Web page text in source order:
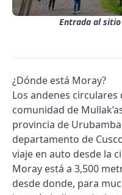
Entrada al
¿Dónde está Moray?
Los andenes
comunidad de
provincia de
departamento de
viaje en auto desde la
Moray está a 3,500
desde donde, para